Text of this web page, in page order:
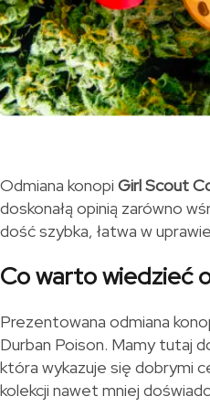
Odmiana konopi Girl Scout
doskonałą opinią zarówno
dość szybka, łatwa w
Co warto wiedzieć
Prezentowana odmiana
Durban Poison. Mamy tutaj
która wykazuje się dobrymi
kolekcji nawet mniej